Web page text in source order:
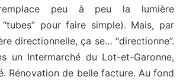
remplace peu à peu la lumière
“tubes” pour faire simple). Mais, par
directionnelle, ça se… “directionne”.
un Intermarché du Lot-et-Garonne,
Rénovation de belle facture. Au fond